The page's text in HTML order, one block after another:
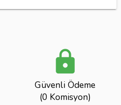
lock
Güvenli Ödeme
(0 Komisyon)